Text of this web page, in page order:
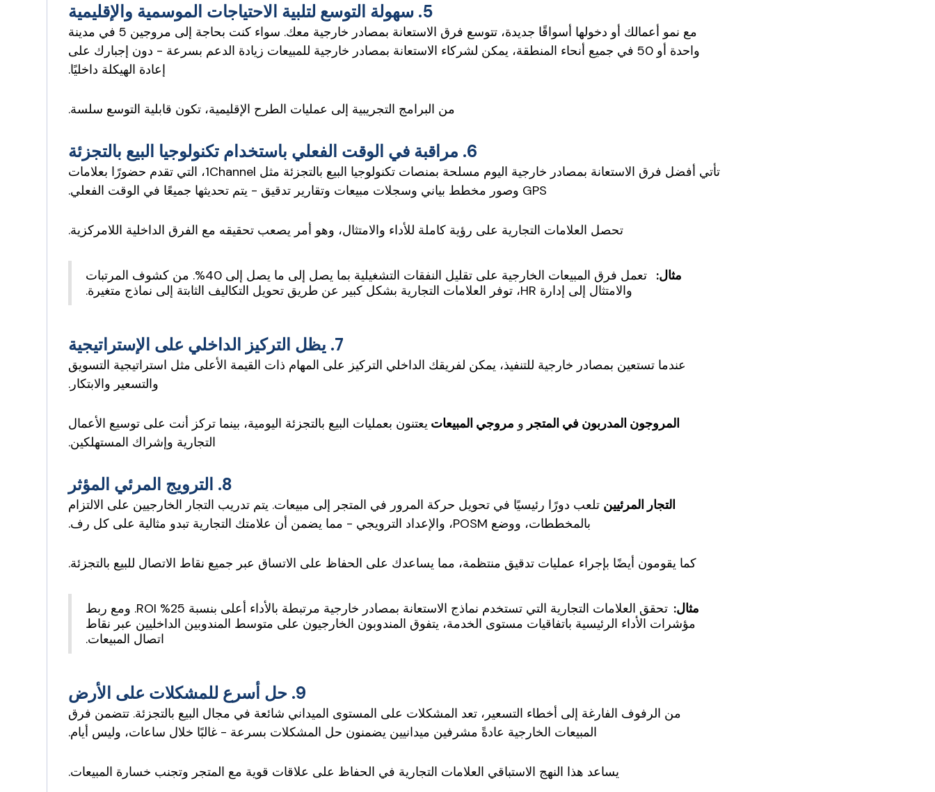
5. سهولة التوسع لتلبية الاحتياجات الموسمية والإقليمية
مع نمو أعمالك أو دخولها أسواقًا جديدة، تتوسع فرق الاستعانة بمصادر خارجية معك. سواء كنت بحاجة إلى مروجين 5 في مدينة
واحدة أو 50 في جميع أنحاء المنطقة، يمكن لشركاء الاستعانة بمصادر خارجية للمبيعات زيادة الدعم بسرعة - دون إجبارك على
إعادة الهيكلة داخليًا.
من البرامج التجريبية إلى عمليات الطرح الإقليمية، تكون قابلية التوسع سلسة.
6. مراقبة في الوقت الفعلي باستخدام تكنولوجيا البيع بالتجزئة
تأتي أفضل فرق الاستعانة بمصادر خارجية اليوم مسلحة بمنصات تكنولوجيا البيع بالتجزئة مثل 1Channel، التي تقدم حضورًا بعلامات
GPS وصور مخطط بياني وسجلات مبيعات وتقارير تدقيق - يتم تحديثها جميعًا في الوقت الفعلي.
تحصل العلامات التجارية على رؤية كاملة للأداء والامتثال، وهو أمر يصعب تحقيقه مع الفرق الداخلية اللامركزية.
مثال:
تعمل فرق المبيعات الخارجية على تقليل النفقات التشغيلية بما يصل إلى ما يصل إلى 40%. من كشوف المرتبات
والامتثال إلى إدارة HR، توفر العلامات التجارية بشكل كبير عن طريق تحويل التكاليف الثابتة إلى نماذج متغيرة.
7. يظل التركيز الداخلي على الإستراتيجية
عندما تستعين بمصادر خارجية للتنفيذ، يمكن لفريقك الداخلي التركيز على المهام ذات القيمة الأعلى مثل استراتيجية التسويق
والتسعير والابتكار.
المروجون المدربون في المتجر و مروجي المبيعات يعتنون بعمليات البيع بالتجزئة اليومية، بينما تركز أنت على توسيع الأعمال
التجارية وإشراك المستهلكين.
8. الترويج المرئي المؤثر
التجار المرئيين تلعب دورًا رئيسيًا في تحويل حركة المرور في المتجر إلى مبيعات. يتم تدريب التجار الخارجيين على الالتزام
بالمخططات، ووضع POSM، والإعداد الترويجي - مما يضمن أن علامتك التجارية تبدو مثالية على كل رف.
كما يقومون أيضًا بإجراء عمليات تدقيق منتظمة، مما يساعدك على الحفاظ على الاتساق عبر جميع نقاط الاتصال للبيع بالتجزئة.
مثال:
تحقق العلامات التجارية التي تستخدم نماذج الاستعانة بمصادر خارجية مرتبطة بالأداء أعلى بنسبة 25% ROI. ومع ربط
مؤشرات الأداء الرئيسية باتفاقيات مستوى الخدمة، يتفوق المندوبون الخارجيون على متوسط ​​المندوبين الداخليين عبر نقاط
اتصال المبيعات.
9. حل أسرع للمشكلات على الأرض
من الرفوف الفارغة إلى أخطاء التسعير، تعد المشكلات على المستوى الميداني شائعة في مجال البيع بالتجزئة. تتضمن فرق
المبيعات الخارجية عادةً مشرفين ميدانيين يضمنون حل المشكلات بسرعة - غالبًا خلال ساعات، وليس أيام.
يساعد هذا النهج الاستباقي العلامات التجارية في الحفاظ على علاقات قوية مع المتجر وتجنب خسارة المبيعات.